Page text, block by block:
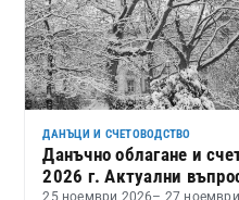
ДАНЪЦИ И СЧЕТОВОДСТВО
Данъчно облагане и
2026 г. Актуални
25 ноември 2026– 27